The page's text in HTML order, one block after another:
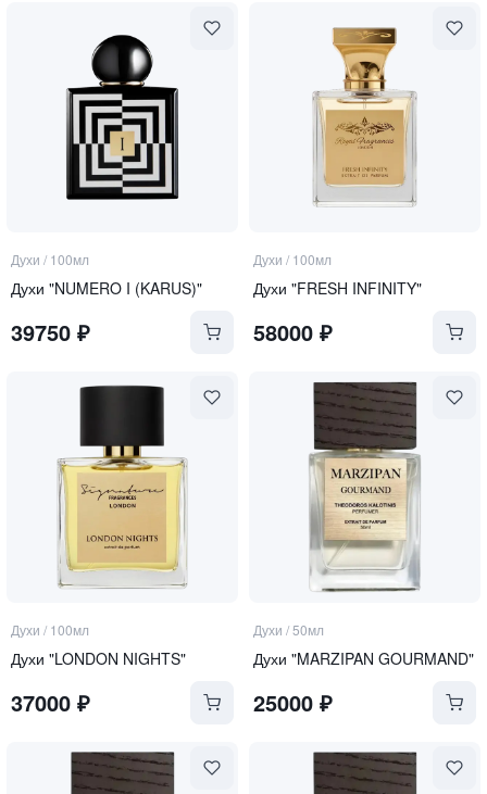
Духи / 100мл
Духи "NUMERO I (KARUS)"
39750 ₽
Духи / 100мл
Духи "FRESH INFINITY"
58000₽
Духи / 100мл
Духи "LONDON NIGHTS"
37000 ₽
Духи /50мл
Духи "MARZIPAN GOURMAND"
25000₽